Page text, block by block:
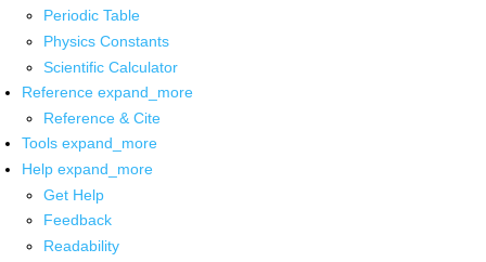
Periodic Table
Physics Constants
Scientific Calculator
Reference expand_more
Reference & Cite
Tools expand_more
Help expand_more
Get Help
Feedback
Readability